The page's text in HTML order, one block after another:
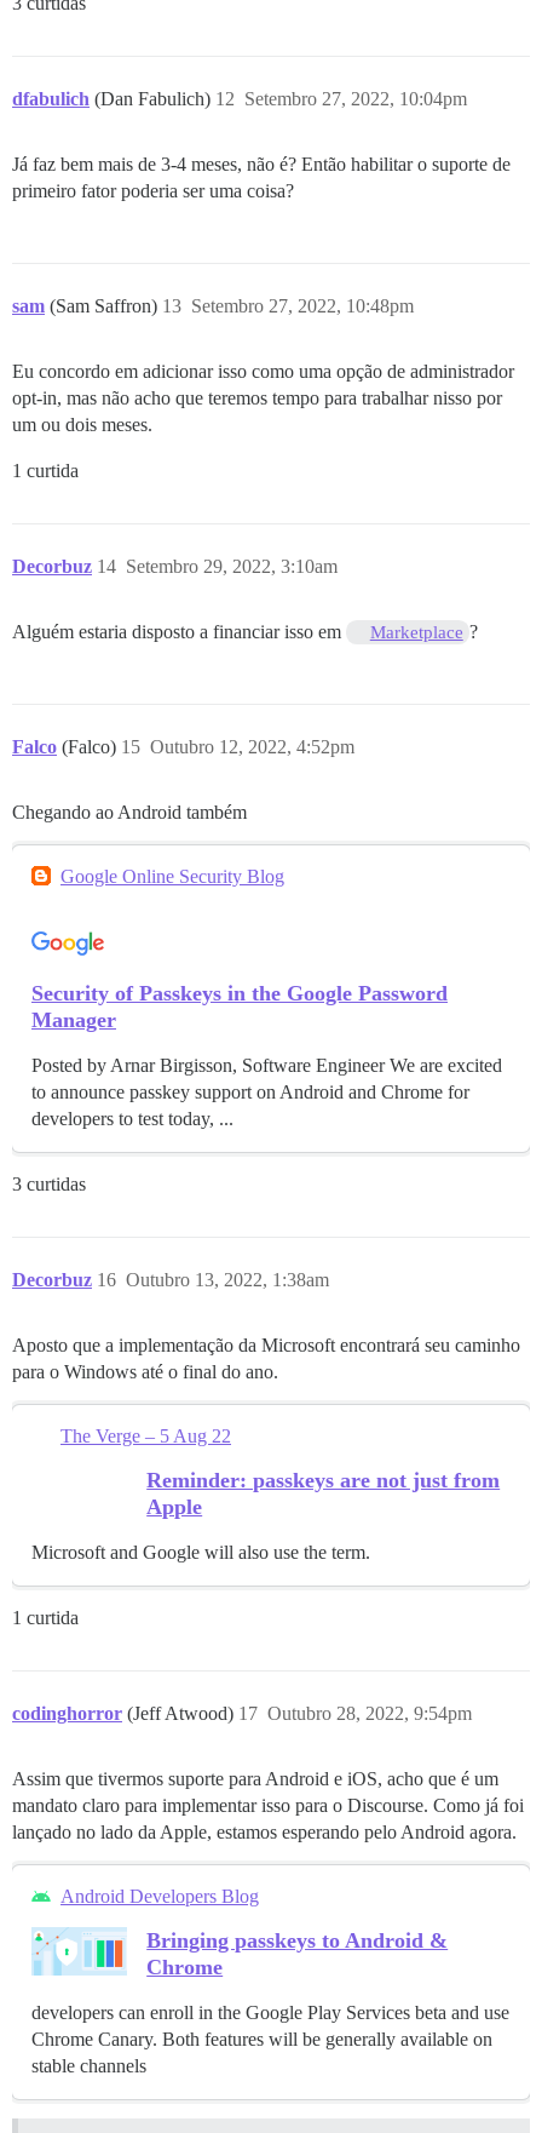
dfabulich (Dan Fabulich) Setembro 27, 2022, 10:04pm
12
Já faz bem mais de 3-4 meses, não é? Então habilitar o suporte de
primeiro fator poderia ser uma coisa?
sam (Sam Saffron) Setembro 27, 2022, 10:48pm
13
Eu concordo em adicionar isso como uma opção de administrador
opt-in, mas não acho que teremos tempo para trabalhar nisso por
um ou dois meses.
1 curtida
Decorbuz Setembro 29, 2022, 3:10am
14
Alguém estaria disposto a financiar isso em Marketplace ?
Falco (Falco) Outubro 12, 2022, 4:52pm
15
Chegando ao Android também
Google Online Security Blog
Security of Passkeys in the Google Password
Manager
Posted by Arnar Birgisson, Software Engineer We are excited
to announce passkey support on Android and Chrome for
developers to test today, ...
3 curtidas
Decorbuz Outubro 13, 2022, 1:38am
16
Aposto que a implementação da Microsoft encontrará seu caminho
para o Windows até o final do ano.
The Verge – 5 Aug 22
Reminder: passkeys are not just from
Apple
Microsoft and Google will also use the term.
1 curtida
codinghorror (Jeff Atwood) Outubro 28, 2022, 9:54pm
17
Assim que tivermos suporte para Android e iOS, acho que é um
mandato claro para implementar isso para o Discourse. Como já foi
lançado no lado da Apple, estamos esperando pelo Android agora.
Android Developers Blog
Bringing passkeys to Android &
Chrome
developers can enroll in the Google Play Services beta and use
Chrome Canary. Both features will be generally available on
stable channels